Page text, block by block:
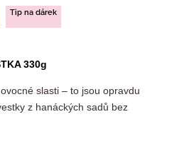
Tip na dárek
330g
slasti – to jsou opravdu
z hanáckých sadů bez